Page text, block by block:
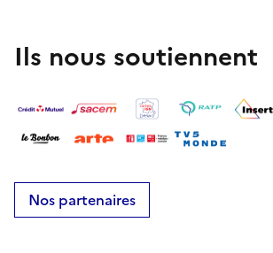
Ils nous soutiennent
Nos partenaires